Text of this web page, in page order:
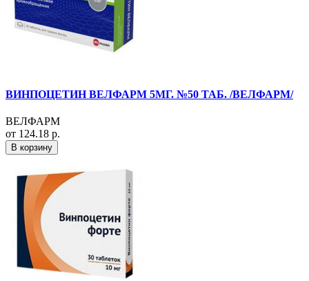
ВИНПОЦЕТИН ВЕЛФАРМ 5МГ. №50 ТАБ. /ВЕЛФАРМ/
ВЕЛФАРМ
от 124.18 р.
В корзину